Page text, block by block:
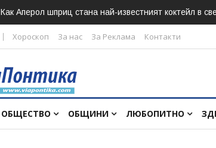
Как Аперол шприц стана най-известният коктейл в
Хороскоп За нас За Реклама Контакти
ОБЩЕСТВО ОБЩИНИ ЛЮБОПИТНО